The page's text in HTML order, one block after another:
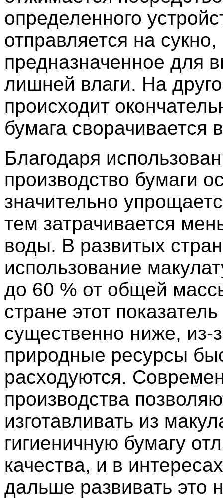
определенного
отправляется на сукно,
предназначенное для
лишней влаги. На
происходит
бумага сворачивается
Благодаря
производство бумаги
значительно
тем затрачивается
воды. В развитых
использование
до 60 % от общей
стране этот
существенно ниже, из-
природные ресурсы
расходуются.
производства
изготавливать из
гигиеничную бумагу
качества, и в
дальше развивать это